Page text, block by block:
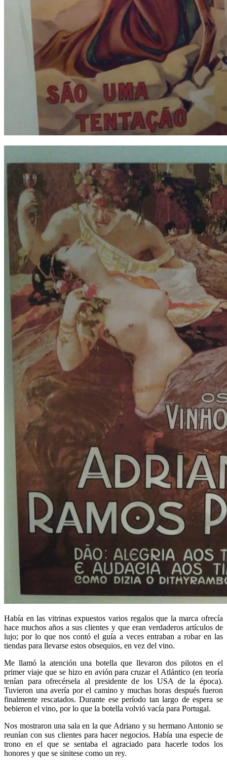
Había en las vitrinas expuestos varios regalos que la marca ofrecía
hace muchos años a sus clientes y que eran verdaderos artículos de
lujo; por lo que nos contó el guía a veces entraban a robar en las
tiendas para llevarse estos obsequios, en vez del vino.
Me llamó la atención una botella que llevaron dos pilotos en el
primer viaje que se hizo en avión para cruzar el Atlántico (en teoría
tenían para ofrecérsela al presidente de los USA de la época).
Tuvieron una avería por el camino y muchas horas después fueron
finalmente rescatados. Durante ese período tan largo de espera se
bebieron el vino, por lo que la botella volvió vacía para Portugal.
Nos mostraron una sala en la que Adriano y su hermano Antonio se
reunían con sus clientes para hacer negocios. Había una especie de
trono en el que se sentaba el agraciado para hacerle todos los
honores y que se sinitese como un rey.